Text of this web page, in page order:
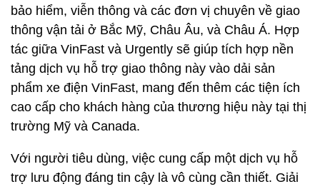
bảo hiểm, viễn thông và các đơn vị chuyên về giao
thông vận tải ở Bắc Mỹ, Châu Âu, và Châu Á. Hợp
tác giữa VinFast và Urgently sẽ giúp tích hợp nền
tảng dịch vụ hỗ trợ giao thông này vào dải sản
phẩm xe điện VinFast, mang đến thêm các tiện ích
cao cấp cho khách hàng của thương hiệu này tại thị
trường Mỹ và Canada.
Với người tiêu dùng, việc cung cấp một dịch vụ hỗ
trợ lưu động đáng tin cậy là vô cùng cần thiết. Giải